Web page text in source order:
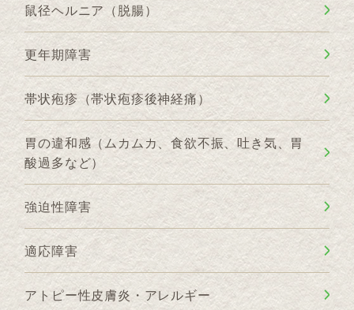
鼠径ヘルニア（脱腸）
更年期障害
帯状疱疹（帯状疱疹後神経痛）
胃の違和感（ムカムカ、食欲不振、吐き気、胃
酸過多など）
強迫性障害
適応障害
アトピー性皮膚炎・アレルギー